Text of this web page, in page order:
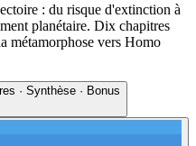
: du risque d'extinction à
planétaire. Dix chapitres
métamorphose vers Homo
· Synthèse · Bonus